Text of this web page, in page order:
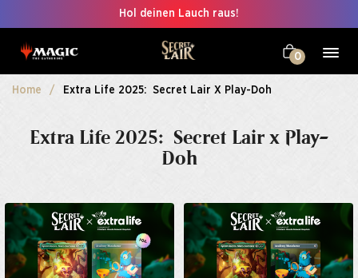
Hol deinen Lauch raus!
0
Home Extra Life 2025: ​ Secret Lair X Play-Doh
Extra Life 2025: ​ Secret Lair x Play-
Doh